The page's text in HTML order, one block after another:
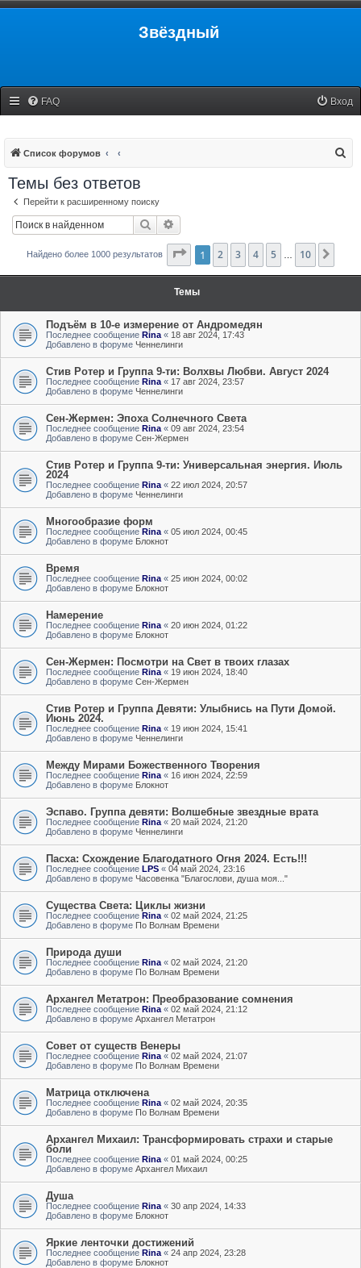
Звёздный
FAQ Вход
Список форумов
Темы без ответов
Перейти к расширенному поиску
Поиск
Найдено более 1000 результатов Страница1 из
1 2 3 4 5 10
Темы
Подъём в 10-е измерение от Андромедян
Последнее сообщение Rina « 18 авг 2024, 17:43
Добавлено в форуме Ченнелинги
Стив Ротер и Группа 9-ти: Волхвы Любви. Август 2024
Последнее сообщение Rina « 17 авг 2024, 23:57
Добавлено в форуме Ченнелинги
Сен-Жермен: Эпоха Солнечного Света
Последнее сообщение Rina « 09 авг 2024, 23:54
Добавлено в форуме Сен-Жермен
Стив Ротер и Группа 9-ти: Универсальная энергия. Июль
2024
Последнее сообщение Rina « 22 июл 2024, 20:57
Добавлено в форуме Ченнелинги
Многообразие форм
Последнее сообщение Rina « 05 июл 2024, 00:45
Добавлено в форуме Блокнот
Время
Последнее сообщение Rina « 25 июн 2024, 00:02
Добавлено в форуме Блокнот
Намерение
Последнее сообщение Rina « 20 июн 2024, 01:22
Добавлено в форуме Блокнот
Сен-Жермен: Посмотри на Свет в твоих глазах
Последнее сообщение Rina « 19 июн 2024, 18:40
Добавлено в форуме Сен-Жермен
Стив Ротер и Группа Девяти: Улыбнись на Пути Домой.
Июнь 2024.
Последнее сообщение Rina « 19 июн 2024, 15:41
Добавлено в форуме Ченнелинги
Между Мирами Божественного Творения
Последнее сообщение Rina « 16 июн 2024, 22:59
Добавлено в форуме Блокнот
Эспаво. Группа девяти: Волшебные звездные врата
Последнее сообщение Rina « 20 май 2024, 21:20
Добавлено в форуме Ченнелинги
Пасха: Схождение Благодатного Огня 2024. Есть!!!
Последнее сообщение LPS « 04 май 2024, 23:16
Добавлено в форуме Часовенка "Благослови, душа моя..."
Существа Света: Циклы жизни
Последнее сообщение Rina « 02 май 2024, 21:25
Добавлено в форуме По Волнам Времени
Природа души
Последнее сообщение Rina « 02 май 2024, 21:20
Добавлено в форуме По Волнам Времени
Архангел Метатрон: Преобразование сомнения
Последнее сообщение Rina « 02 май 2024, 21:12
Добавлено в форуме Архангел Метатрон
Совет от существ Венеры
Последнее сообщение Rina « 02 май 2024, 21:07
Добавлено в форуме По Волнам Времени
Матрица отключена
Последнее сообщение Rina « 02 май 2024, 20:35
Добавлено в форуме По Волнам Времени
Архангел Михаил: Трансформировать страхи и старые
боли
Последнее сообщение Rina « 01 май 2024, 00:25
Добавлено в форуме Архангел Михаил
Душа
Последнее сообщение Rina « 30 апр 2024, 14:33
Добавлено в форуме Блокнот
Яркие ленточки достижений
Последнее сообщение Rina « 24 апр 2024, 23:28
Добавлено в форуме Блокнот